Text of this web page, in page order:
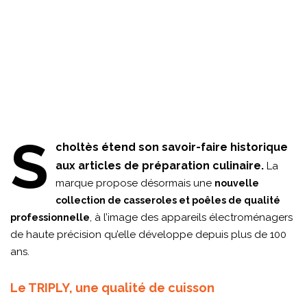
S
choltès étend son savoir-faire historique
aux articles de préparation culinaire. La
marque propose désormais une nouvelle
collection de casseroles et poêles de qualité
professionnelle, à l’image des appareils électroménagers
de haute précision qu’elle développe depuis plus de 100
ans.
Le TRIPLY, une qualité de cuisson